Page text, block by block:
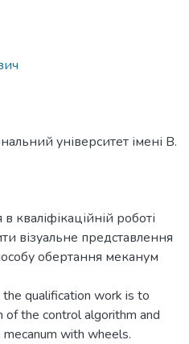
університет імені В.
кваліфікаційній роботі
візуальне представлення
обертання меканум
qualification work is to
of the control algorithm and
with wheels.